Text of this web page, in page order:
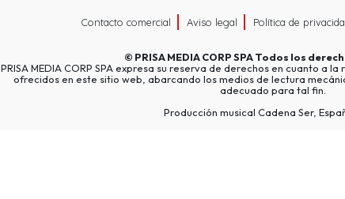
Contacto comercial Aviso legal Política de
© PRISA MEDIA CORP SPATodos los
PRISA MEDIA CORP SPA expresa su reserva de derechos en cuanto a
ofrecidos en este sitio web, abarcando los medios de lectura
adecuado para tal fin.
Producción musical Cadena Ser,